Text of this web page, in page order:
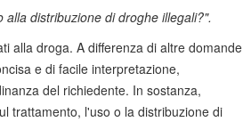
distribuzione di droghe illegali?".
alla droga. A differenza di altre domande
e di facile interpretazione,
del richiedente. In sostanza,
trattamento, l'uso o la distribuzione di